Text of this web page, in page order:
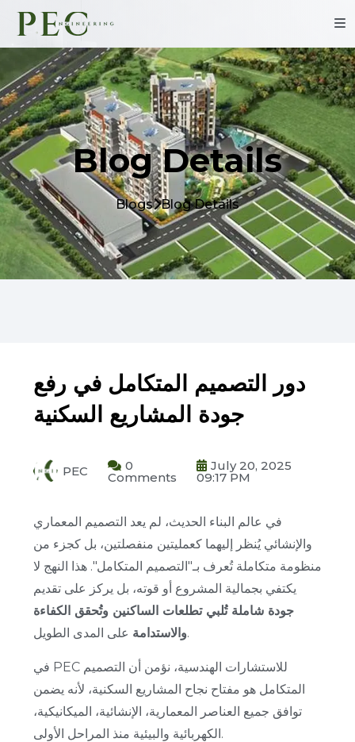
Blog Details
Blogs Blog Details
دور التصميم المتكامل في رفع
جودة المشاريع السكنية
PEC 0
Comments
July 20, 2025
09:17 PM
في عالم البناء الحديث، لم يعد التصميم المعماري
والإنشائي يُنظر إليهما كعمليتين منفصلتين، بل كجزء من
منظومة متكاملة تُعرف بـ"التصميم المتكامل". هذا النهج لا
يكتفي بجمالية المشروع أو قوته، بل يركز على تقديم
جودة شاملة تُلبي تطلعات الساكنين وتُحقق الكفاءة
والاستدامةعلى المدى الطويل.
في PEC للاستشارات الهندسية، نؤمن أن التصميم
المتكامل هو مفتاح نجاح المشاريع السكنية، لأنه يضمن
توافق جميع العناصر المعمارية، الإنشائية، الميكانيكية،
الكهربائية والبيئية منذ المراحل الأولى.